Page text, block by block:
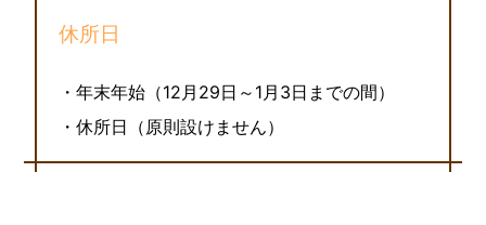
休所日
・年末年始（12月29日～1月3日までの間）
・休所日（原則設けません）